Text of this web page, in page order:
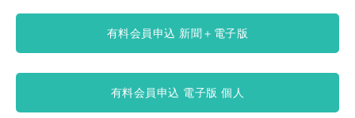
有料会員申込 新聞＋電子版
有料会員申込 電子版 個人